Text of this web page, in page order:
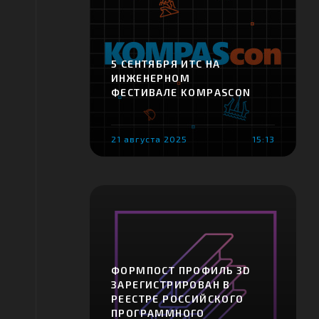
5 СЕНТЯБРЯ ИТС НА
ИНЖЕНЕРНОМ
ФЕСТИВАЛЕ KOMPASCON
21 августа 2025 15:13
ФОРМПОСТ ПРОФИЛЬ 3D
ЗАРЕГИСТРИРОВАН В
РЕЕСТРЕ РОССИЙСКОГО
ПРОГРАММНОГО